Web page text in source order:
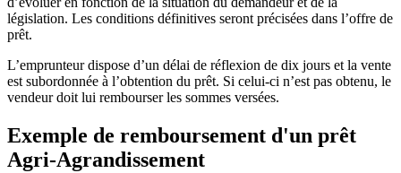
législation. Les conditions définitives seront précisées dans l’offre de
prêt.
L’emprunteur dispose d’un délai de réflexion de dix jours et la vente
est subordonnée à l’obtention du prêt. Si celui-ci n’est pas obtenu, le
vendeur doit lui rembourser les sommes versées.
Exemple de remboursement d'un prêt
Agri-Agrandissement